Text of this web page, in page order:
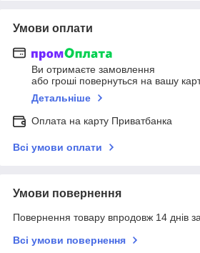
Умови оплати
Ви отримаєте замовлення
або гроші повернуться на вашу
Детальніше
Оплата на карту Приватбанка
Всі умови оплати
Умови повернення
Повернення товару впродовж 14 днів
Всі умови повернення